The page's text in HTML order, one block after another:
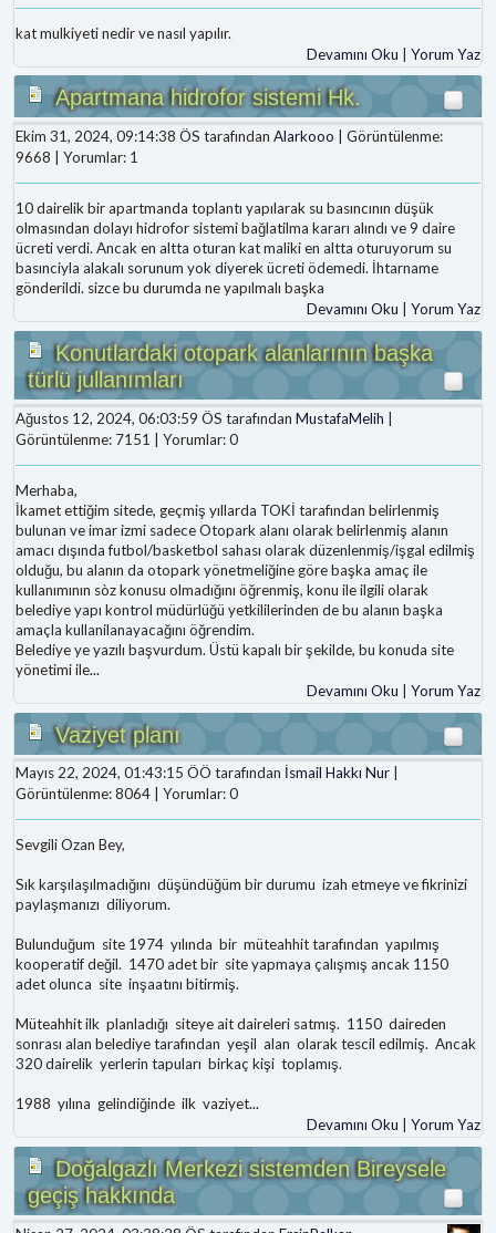
kat mulkiyeti nedir ve nasıl yapılır.
Devamını Oku | Yorum Yaz
Apartmana hidrofor sistemi Hk.
Ekim 31, 2024, 09:14:38 ÖS tarafından Alarkooo | Görüntülenme:
9668 | Yorumlar: 1
10 dairelik bir apartmanda toplantı yapılarak su basıncının düşük
olmasından dolayı hidrofor sistemi bağlatilma kararı alındı ve 9 daire
ücreti verdi. Ancak en altta oturan kat maliki en altta oturuyorum su
basınciyla alakalı sorunum yok diyerek ücreti ödemedi. İhtarname
gönderildi. sizce bu durumda ne yapılmalı başka
Devamını Oku
Yorum Yaz
Konutlardaki otopark alanlarının başka
türlü jullanımları
Ağustos 12, 2024, 06:03:59 ÖS tarafından MustafaMelih
Görüntülenme: 7151 | Yorumlar: 0
Merhaba,
İkamet ettiğim sitede, geçmiş yıllarda TOKİ tarafından belirlenmiş
bulunan ve imar izmi sadece Otopark alanı olarak belirlenmiş alanın
amacı dışında futbol/basketbol sahası olarak düzenlenmiş/işgal edilmiş
olduğu, bu alanın da otopark yönetmeliğine göre başka amaç ile
kullanımının sòz konusu olmadığını öğrenmiş, konu ile ilgili olarak
belediye yapı kontrol müdürlüğü yetkililerinden de bu alanın başka
amaçla kullanilanayacağını öğrendim.
Belediye ye yazılı başvurdum. Üstü kapalı bir şekilde, bu konuda site
yönetimi ile...
Devamını Oku
Yorum Yaz
Vaziyet planı
Mayıs 22, 2024, 01:43:15 ÖÖ tarafından İsmail Hakkı Nur
Görüntülenme: 8064 | Yorumlar: 0
Sevgili Ozan Bey,
Sık karşılaşılmadığını düşündüğüm bir durumu izah etmeye ve fikrinizi
paylaşmanızı diliyorum.
Bulunduğum site 1974 yılında bir müteahhit tarafından yapılmış
kooperatif değil. 1470 adet bir site yapmaya çalışmış ancak 1150
adet olunca site inşaatını bitirmiş.
Müteahhit ilk planladığı siteye ait daireleri satmış. 1150 daireden
sonrası alan belediye tarafından yeşil alan olarak tescil edilmiş. Ancak
320 dairelik yerlerin tapuları birkaç kişi toplamış.
1988 yılına gelindiğinde ilk vaziyet...
Devamını Oku
Yorum Yaz
Doğalgazlı Merkezi sistemden Bireysele
geçiş hakkında